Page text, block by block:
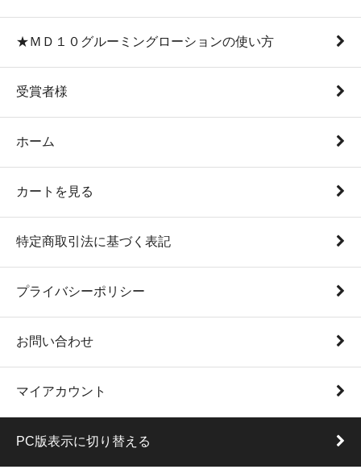
★ＭＤ１０グルーミングローションの使い方
受賞者様
ホーム
カートを見る
特定商取引法に基づく表記
プライバシーポリシー
お問い合わせ
マイアカウント
PC版表示に切り替える